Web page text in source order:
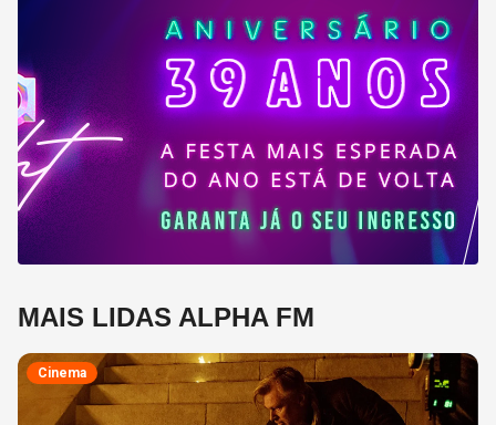
MAIS LIDAS ALPHA FM
Cinema